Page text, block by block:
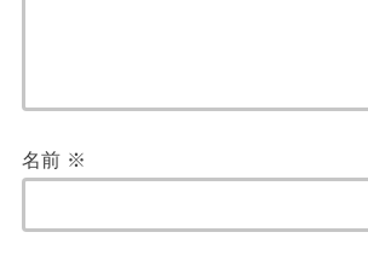
名前 ※